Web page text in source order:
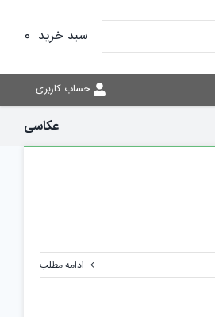
سبد خرید 0
حساب کاربری
عکاسی
ادامه مطلب